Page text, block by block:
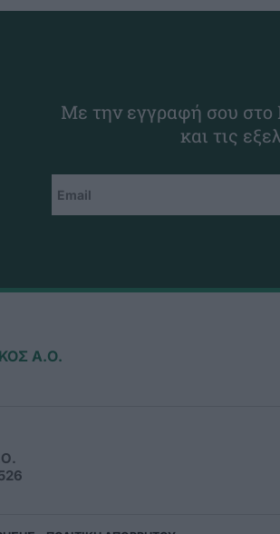
Με την εγγραφή σου στο
και τις
Α.Ο.